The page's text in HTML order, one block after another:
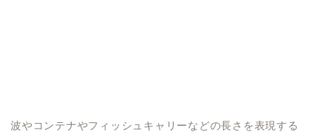
波やコンテナやフィッシュキャリーなどの長さを表現する